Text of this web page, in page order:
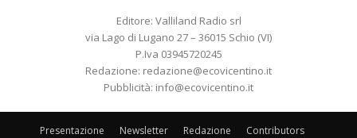
Editore: Valliland Radio srl
via Lago di Lugano 27 – 36015 Schio (VI)
P.Iva 03945720245
Redazione: redazione@ecovicentino.it
Pubblicità: info@ecovicentino.it
Presentazione Newsletter Redazione Contributors